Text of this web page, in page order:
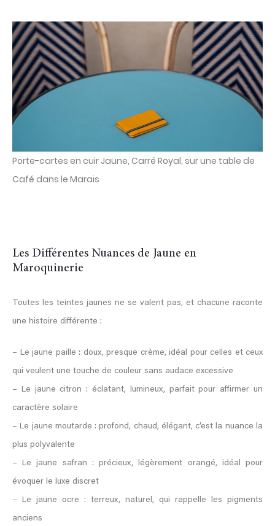
Porte-cartes en cuir Jaune, Carré Royal, sur une table de
Café dans le Marais
Les Différentes Nuances de Jaune en
Maroquinerie
Toutes les teintes jaunes ne se valent pas, et chacune raconte
une histoire différente :
– Le jaune paille : doux, presque crème, idéal pour celles et ceux
qui veulent une touche de couleur sans audace excessive
– Le jaune citron : éclatant, lumineux, parfait pour affirmer un
caractère solaire
– Le jaune moutarde : profond, chaud, élégant, c’est la nuance la
plus polyvalente
– Le jaune safran : précieux, légèrement orangé, idéal pour
évoquer le luxe discret
– Le jaune ocre : terreux, naturel, qui rappelle les pigments
anciens